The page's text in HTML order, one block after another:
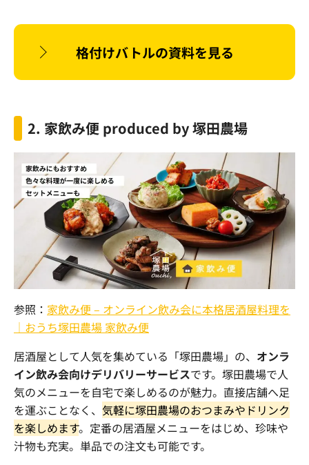
格付けバトルの資料を見る
2. 家飲み便 produced by塚田農場
参照： 家飲み便 – オンライン飲み会に本格居酒屋料理を
｜おうち塚田農場 家飲み便
居酒屋として人気を集めている「塚田農場」の、 オンラ
イン飲み会向けデリバリーサービスです。塚田農場で人
気のメニューを自宅で楽しめるのが魅力。直接店舗へ足
を運ぶことなく、 気軽に塚田農場のおつまみやドリンク
を楽しめます。定番の居酒屋メニューをはじめ、珍味や
汁物も充実。単品での注文も可能です。